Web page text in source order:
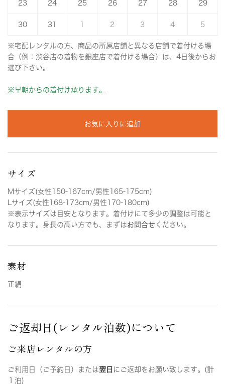
23 24 25 26 27 28 29
30 31 2 3 4 5
※宅配レンタルの方、商品の所属店舗と異なる店舗で着付ける場
合（例：渋谷店の着物を銀座店で着付ける場合）は、4日後からお
選び下さい。
※早朝からの着付け承ります。
お気に入りに追加
サイズ
Mサイズ(女性150-167cm/男性165-175cm)
Lサイズ(女性168-173cm/男性170-180cm)
※表示サイズは目安となります。着付けにて多少の調整は可能と
なります。身長の高い方でも、まずはお問合せ ください。
素材
正絹
ご返却日(レンタル泊数)について
ご来店レンタルの方
ご利用日（ご予約日）または翌日 にご返却をお願い致します。(計
１泊)